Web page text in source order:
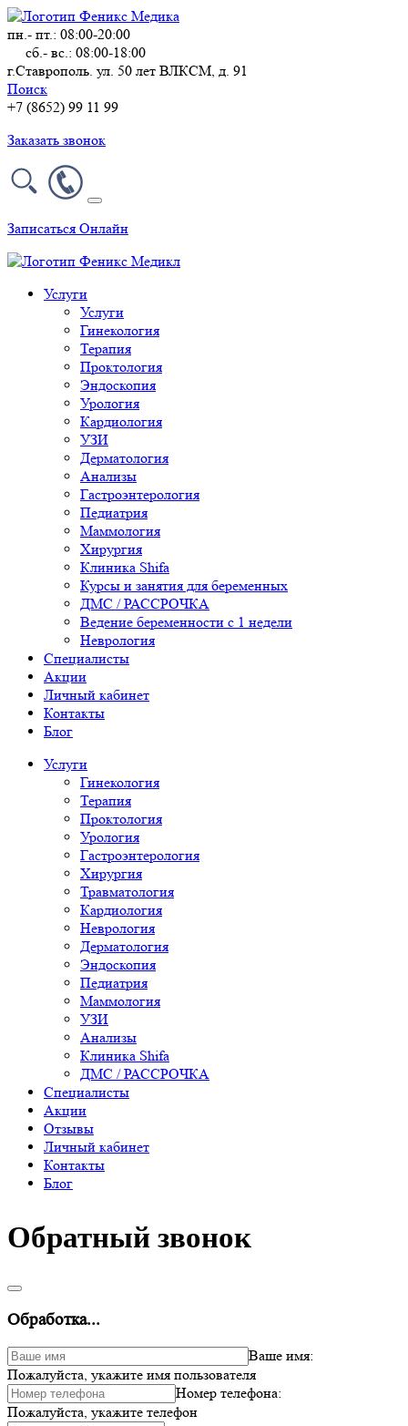
пн.- пт.: 08:00-20:00
сб.- вс.: 08:00-18:00
г.Ставрополь. ул. 50 лет ВЛКСМ, д. 91
Поиск
+7 (8652) 99 11 99
Заказать звонок
Записаться Онлайн
Услуги
Услуги
Гинекология
Терапия
Проктология
Эндоскопия
Урология
Кардиология
УЗИ
Дерматология
Анализы
Гастроэнтерология
Педиатрия
Маммология
Хирургия
Клиника Shifa
Курсы и занятия для беременных
ДМС / РАССРОЧКА
Ведение беременности с 1 недели
Неврология
Специалисты
Акции
Личный кабинет
Контакты
Блог
Услуги
Гинекология
Терапия
Проктология
Урология
Гастроэнтерология
Хирургия
Травматология
Кардиология
Неврология
Дерматология
Эндоскопия
Педиатрия
Маммология
УЗИ
Анализы
Клиника Shifa
ДМС / РАССРОЧКА
Специалисты
Акции
Отзывы
Личный кабинет
Контакты
Блог
Обратный звонок
Обработка...
Ваше имя:
Пожалуйста, укажите имя пользователя
Номер телефона:
Пожалуйста, укажите телефон